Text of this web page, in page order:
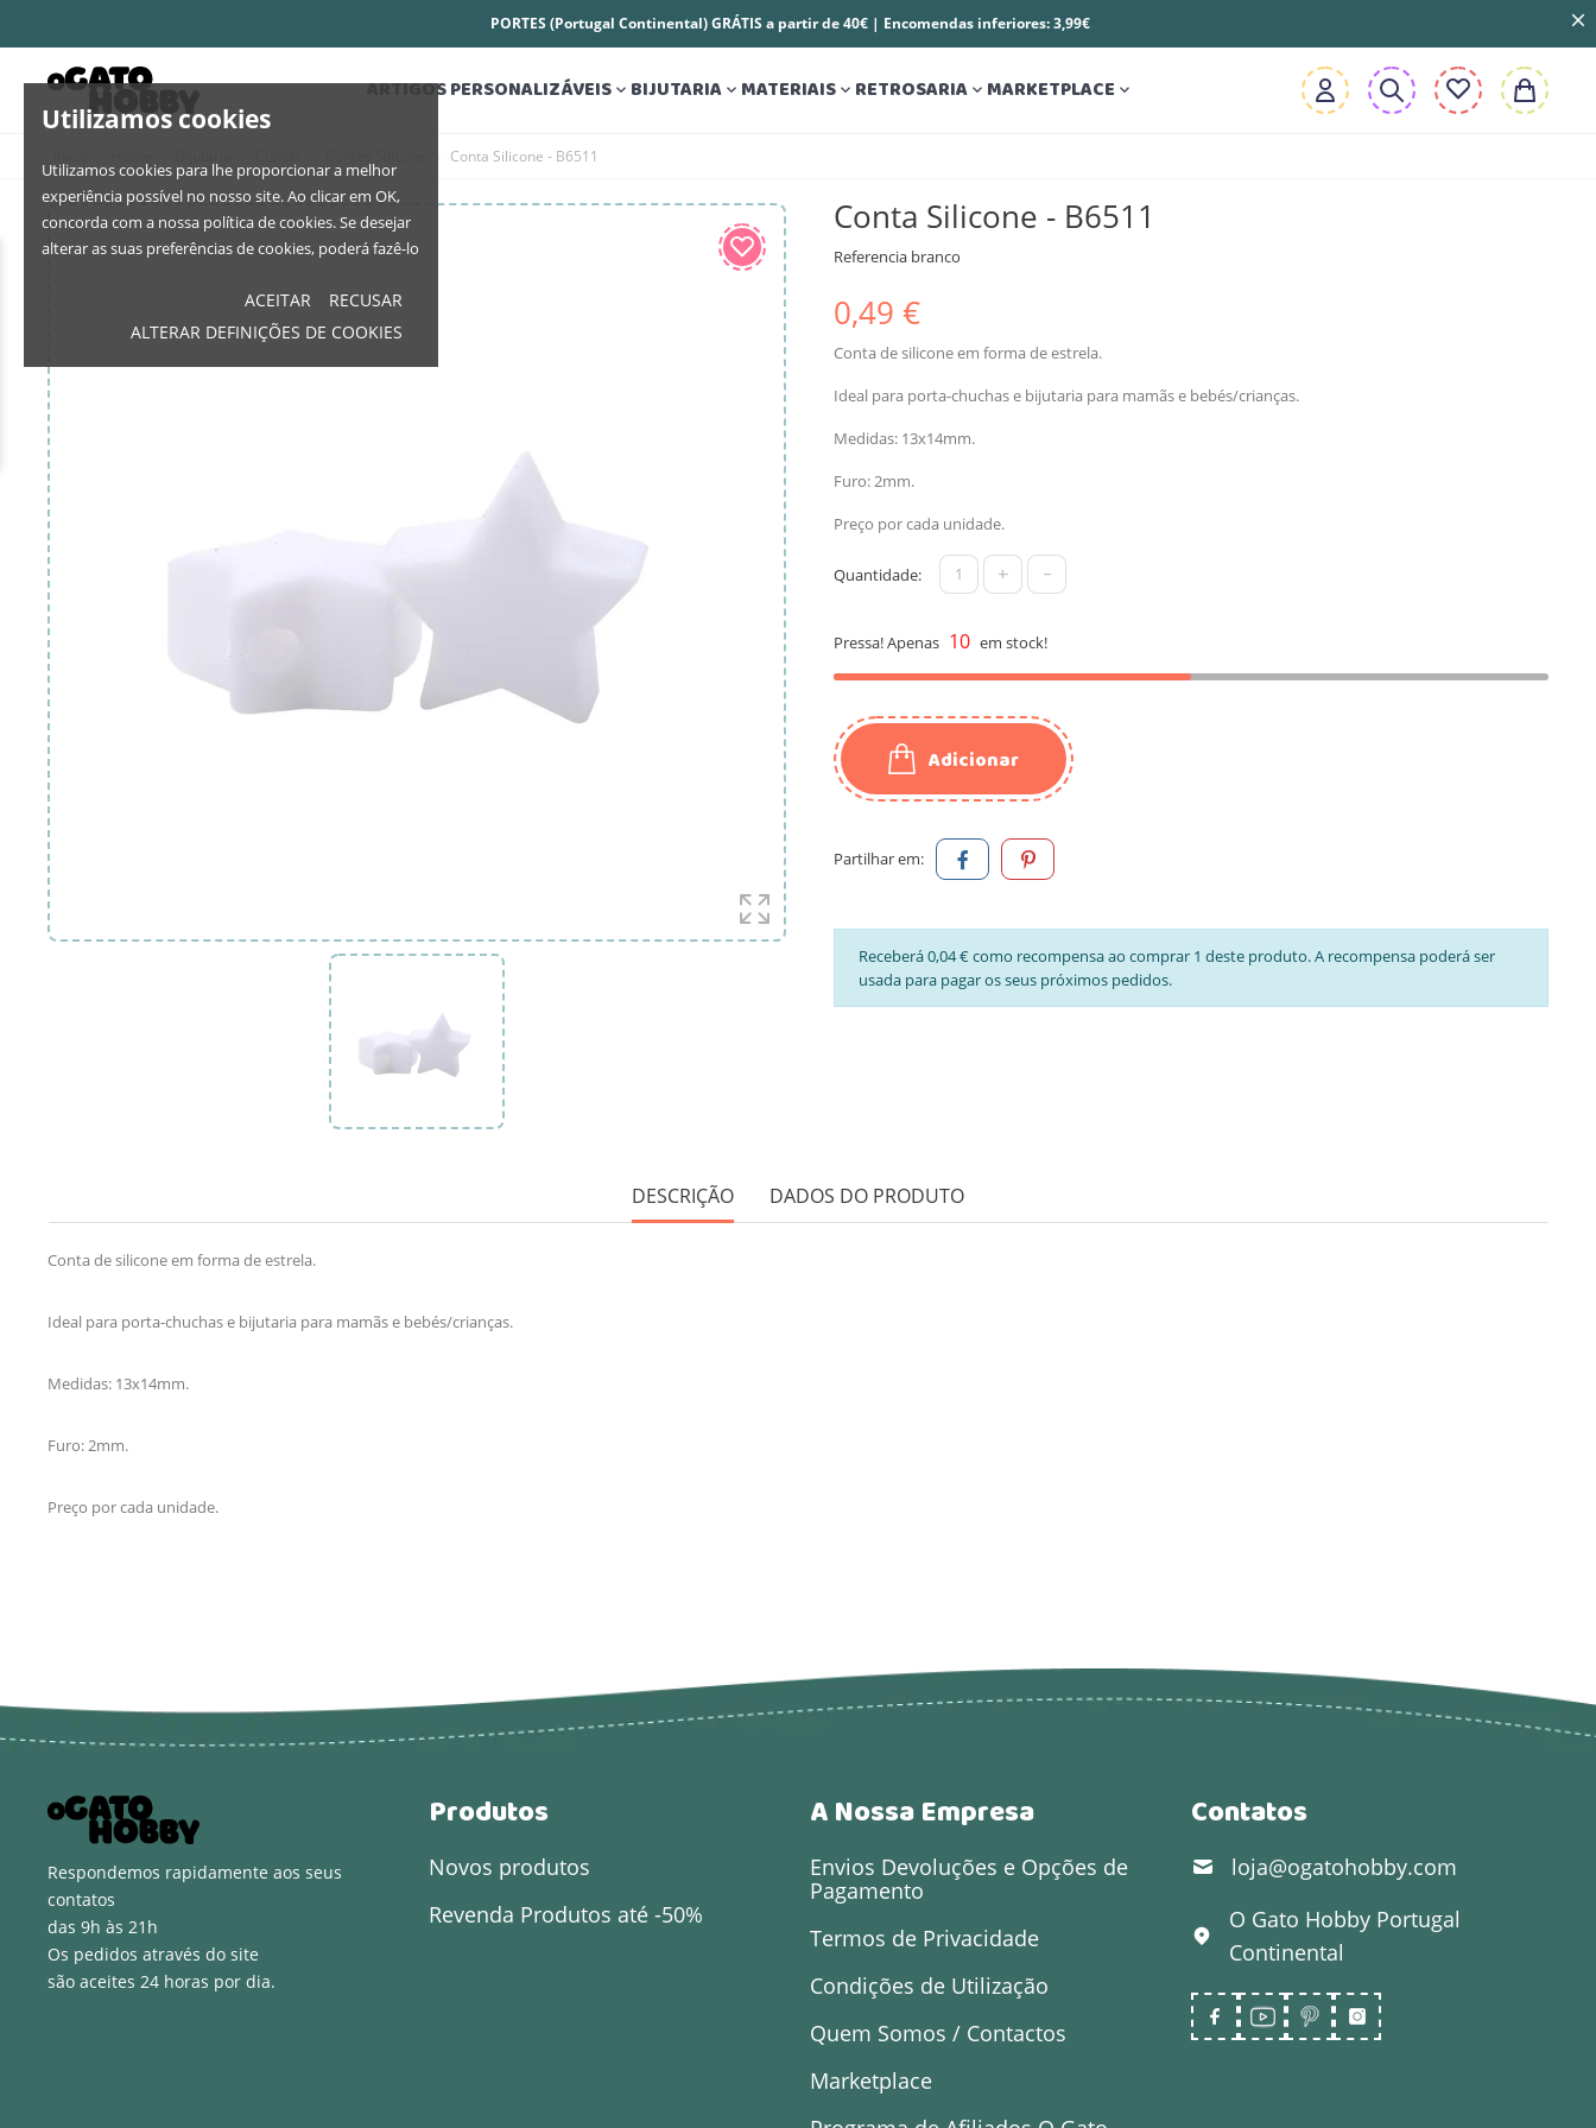
Utilizamos cookies
Utilizamos cookies para lhe proporcionar a melhor
experiência possível no nosso site. Ao clicar em OK,
concorda com a nossa política de cookies. Se desejar
alterar as suas preferências de cookies, poderá fazê-lo
ACEITAR
RECUSAR
ALTERAR DEFINIÇÕES DE COOKIES
PORTES (Portugal Continental) GRÁTIS a partir de 40€ | Encomendas inferiores: 3,99€
ARTIGOS PERSONALIZÁVEIS BIJUTARIA MATERIAIS RETROSARIA MARKETPLACE 
Conta Silicone - B6511
Conta Silicone - B6511
Referencia branco
0,49 €
Conta de silicone em forma de estrela.
Ideal para porta-chuchas e bijutaria para mamãs e bebés/crianças.
Medidas: 13x14mm.
Furo: 2mm.
Preço por cada unidade.
Quantidade: + -
Pressa! Apenas 10 em stock!
Adicionar
Partilhar em:
Receberá 0,04 € como recompensa ao comprar 1 deste produto. A recompensa poderá ser
usada para pagar os seus próximos pedidos.
DESCRIÇÃO DADOS DO PRODUTO
Conta de silicone em forma de estrela.
Ideal para porta-chuchas e bijutaria para mamãs e bebés/crianças.
Medidas: 13x14mm.
Furo: 2mm.
Preço por cada unidade.
Respondemos rapidamente aos seus
contatos
das 9h às 21h
Os pedidos através do site
são aceites 24 horas por dia.
Produtos
Novos produtos
Revenda Produtos até -50%
A Nossa Empresa
Envios Devoluções e Opções de
Pagamento
Termos de Privacidade
Condições de Utilização
Quem Somos / Contactos
Marketplace
Contatos
loja@ogatohobby.com
O Gato Hobby Portugal
Continental